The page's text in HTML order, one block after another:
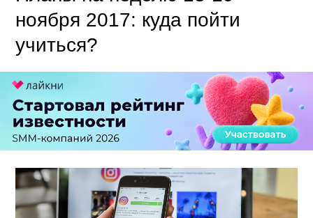
ноября 2017: куда пойти
учиться?